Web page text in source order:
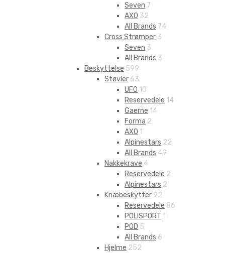
Seven 7
AXO 32
All Brands 74
Cross Strømper 3
Seven 3
All Brands 3
Beskyttelse 599
Støvler 63
UFO 10
Reservedele 14
Gaerne 14
Forma 2
AXO 1
Alpinestars 22
All Brands 49
Nakkekrave 4
Reservedele 2
Alpinestars 2
Knæbeskytter 92
Reservedele 86
POLISPORT 1
POD 5
All Brands 6
Hjelme 252